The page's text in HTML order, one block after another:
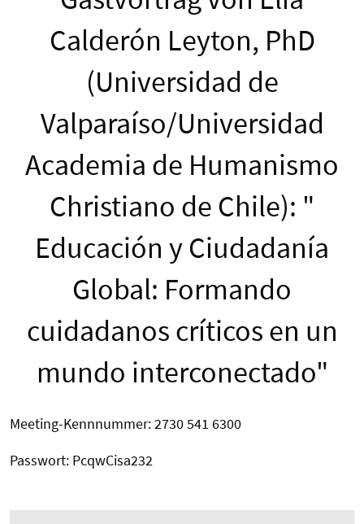
Calderón Leyton, PhD
(Universidad de
Valparaíso/Universidad
Academia de Humanismo
Christiano de Chile): "
Educación y Ciudadanía
Global: Formando
cuidadanos críticos en un
mundo interconectado"
Meeting-Kennnummer: 2730 541 6300
Passwort: PcqwCisa232